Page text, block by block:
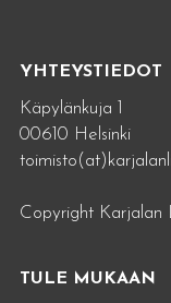
YHTEYSTIEDOT
Käpylänkuja 1
00610 Helsinki
Copyright Karjalan
TULE MUKAAN